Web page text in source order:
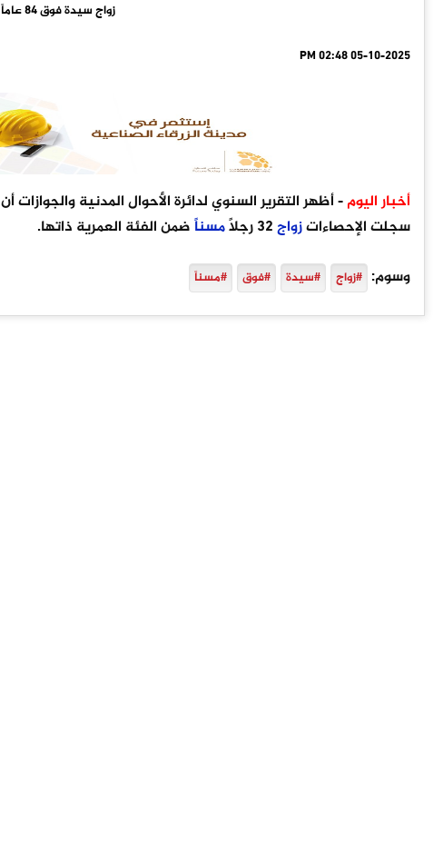
زواج سيدة فوق 84 عاماً و32 رجلاً مسناً خلال عام 2024
05-10-2025 02:48 PM
أخبار اليوم- أظهر التقرير السنوي لدائرة الأحوال المدنية والجوازات أن
سجلت الإحصاءاتزواج مسناًضمن الفئة العمرية ذاتها.
وسوم: #زواج #سيدة #فوق #مسناً